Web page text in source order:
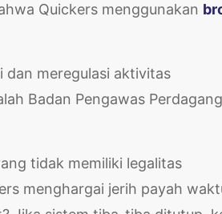
Quickers menggunakan
dan meregulasi aktivitas
Badan Pengawas
tidak memiliki legalitas
menghargai jerih payah